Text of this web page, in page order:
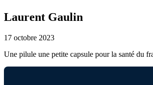
Laurent Gaulin
17 octobre 2023
Une pilule une petite capsule pour la santé du